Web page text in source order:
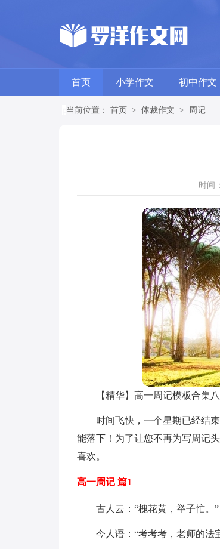
首页 小学作文 初中作文
当前位置： 首页 > 体裁作文 > 周记
时间
【精华】高一周记模板合集
时间飞快，一个星期已经结
能落下！为了让您不再为写周记
喜欢。
高一周记 篇1
古人云：“槐花黄，举子忙。”
今人语：“考考考，老师的法